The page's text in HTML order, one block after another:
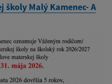
Malý Kamenec- A